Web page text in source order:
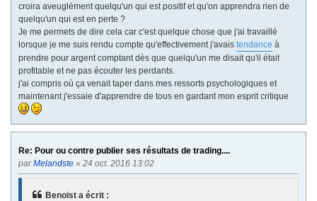
croira aveuglément quelqu'un qui est positif et qu'on apprendra rien de
quelqu'un qui est en perte ?
Je me permets de dire cela car c'est quelque chose que j'ai travaillé
lorsque je me suis rendu compte qu'effectivement j'avais tendance à
prendre pour argent comptant dès que quelqu'un me disait qu'il était
profitable et ne pas écouter les perdants.
j'ai compris où ça venait taper dans mes ressorts psychologiques et
maintenant j'essaie d'apprendre de tous en gardant mon esprit critique
Re: Pour ou contre publier ses résultats de trading....
parMelandste » 24 oct. 2016 13:02
Benoist a écrit :